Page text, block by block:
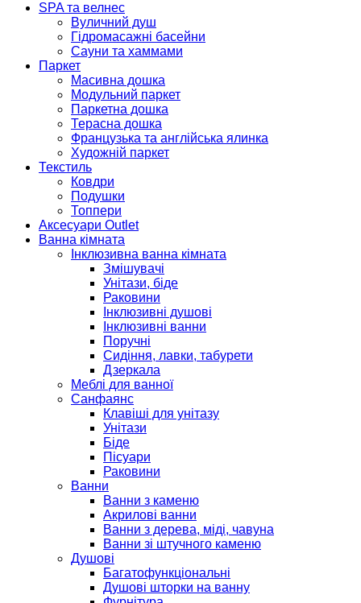
SPA та велнес
Вуличний душ
Гідромасажні басейни
Сауни та хаммами
Паркет
Масивна дошка
Модульний паркет
Паркетна дошка
Терасна дошка
Французька та англійська ялинка
Художній паркет
Текстиль
Ковдри
Подушки
Топпери
Аксесуари Outlet
Ванна кімната
Інклюзивна ванна кімната
Змішувачі
Унітази, біде
Раковини
Інклюзивні душові
Інклюзивні ванни
Поручні
Сидіння, лавки, табурети
Дзеркала
Меблі для ванної
Санфаянс
Клавіші для унітазу
Унітази
Біде
Пісуари
Раковини
Ванни
Ванни з каменю
Акрилові ванни
Ванни з дерева, міді, чавуна
Ванни зі штучного каменю
Душові
Багатофункціональні
Душові шторки на ванну